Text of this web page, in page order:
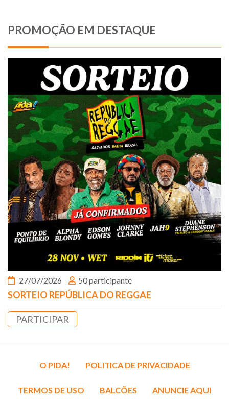
PROMOÇÃO EM DESTAQUE
27/07/2026 50 participante
SORTEIO REPÚBLICA DO REGGAE
PARTICIPAR
O PIDA! POLITICA DE PRIVACIDADE
TERMOS DE USO BALCÕES ANUNCIE AQUI